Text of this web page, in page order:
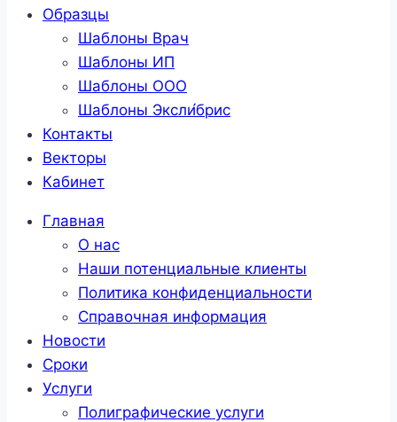
Образцы
Шаблоны Врач
Шаблоны ИП
Шаблоны ООО
Шаблоны Эксли́брис
Контакты
Векторы
Кабинет
Главная
О нас
Наши потенциальные клиенты
Политика конфиденциальности
Справочная информация
Новости
Сроки
Услуги
Полиграфические услуги